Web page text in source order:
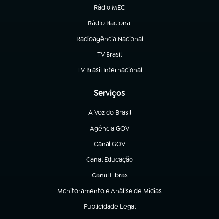
Rádio MEC
(abre em nova aba)
Rádio Nacional
Radioagência Nacional
(abre em nova aba)
TV Brasil
(abre em nova aba)
TV Brasil Internacional
(abre em nova aba)
Serviços
A Voz do Brasil
(abre em nova aba)
Agência GOV
(abre em nova aba)
Canal GOV
(abre em nova aba)
Canal Educação
(abre em nova aba)
Canal Libras
(abre em nova aba)
Monitoramento e Análise de Mídias
(abre em nova aba)
Publicidade Legal
(abre em nova aba)